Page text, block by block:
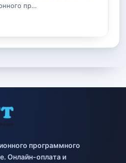
пр…
программного
Онлайн-оплата и